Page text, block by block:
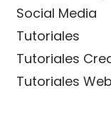
Social Media
Tutoriales
Tutoriales
Tutoriales